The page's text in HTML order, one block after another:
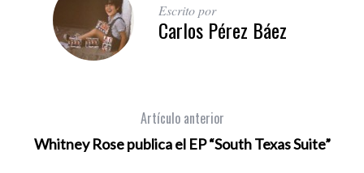
Escrito por
Carlos Pérez Báez
Artículo anterior
Whitney Rose publica el EP “South Texas Suite”